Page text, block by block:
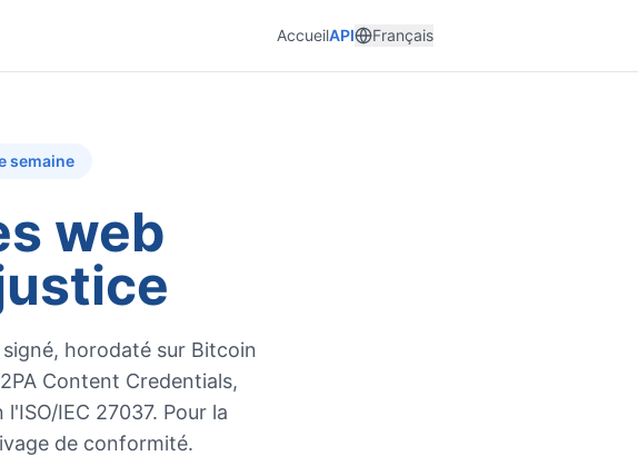
AccueilAPI Français
semaine
web
horodaté sur Bitcoin
Content Credentials,
IEC 27037. Pour la
de conformité.